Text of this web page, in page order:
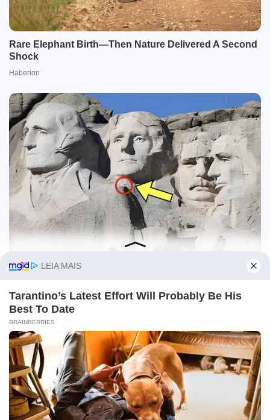
O site Campo Maior Em Foco utiliza cookies e outras
tecnologias semelhantes para recomendar conteúdo de seu
interesse. Ao prosseguir, você concorda com tal
monitoramento.Leia mais CONCORDO